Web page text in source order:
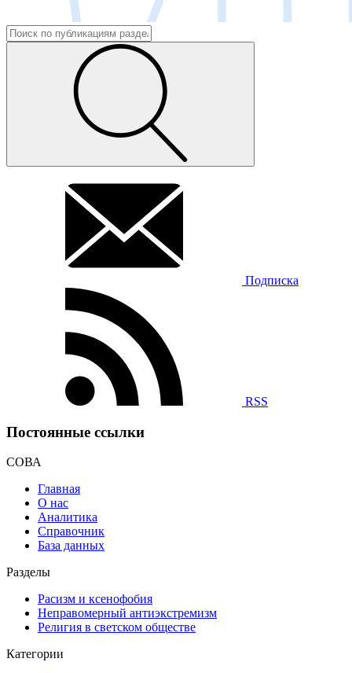
Подписка
RSS
Постоянные ссылки
СОВА
Главная
О нас
Аналитика
Справочник
База данных
Разделы
Расизм и ксенофобия
Неправомерный антиэкстремизм
Религия в светском обществе
Категории